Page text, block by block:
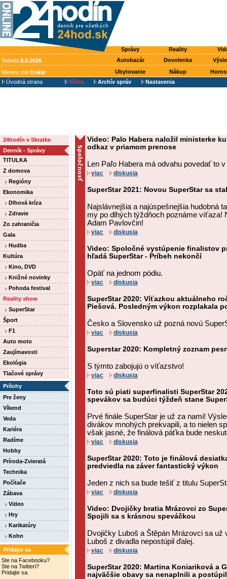
Správy Reality
Sobota 8.8.2026 Autobazár Dovolenka
Meniny má Oskar Ubytovanie Nákup
Úvodná strana
Včera Archív správ Nastavenia
24hodín v Skratke
Denník - Správy
TITULKA
Z domova
Regióny
Ekonomika
Dlhová kríza
Zdravie
Zo zahraničia
Gala
Hudba
Kultúra
Kino, DVD
Knižné novinky
Pohoda festival
Reality show
SuperStar
Šport
F1
Auto moto
Zaujímavosti
Ekológia
Tlačové správy
Prílohy
Pre ženy
Víkend
Veda
Kariéra
Radíme
Hobby
Príroda-Zvieratá
Technika
Počítače
Zábava
Video
Hry
Karikatúry
Kohn
Pridajte sa
Ste na Facebooku?
Ste na Twitteri?
Pridajte sa.
Video: Palo Habera naložil ministerke
odkaz v priamom prenose
Len Paľo Habera má odvahu povedať to
viac diskusia
SuperStar 2021: Novou SuperStar sa
Najslávnejšia a najúspešnejšia hudobná
my po dlhých týždňoch poznáme víťaza!
Adam Pavlovčin!
viac diskusia
Video: Spoločné vystúpenie finalistov
hľadá SuperStar - Príbeh nekončí
Opäť na jednom pódiu.
viac diskusia
SuperStar 2020: Víťazkou aktuálneho
Piešová. Posledným výkon rozplakala
Česko a Slovensko už pozná novú
viac diskusia
Superstar 2020: Kompletný zoznam
S týmto zabojujú o víťazstvo!
viac diskusia
Toto sú piati superfinalisti SuperStar
spevákov sa budúci týždeň stane
Prvé finále SuperStar je už za nami!
divákov mnohých prekvapili, a to nielen
však jasné, že finálová päťka bude
viac diskusia
SuperStar 2020: Toto je finálová
predviedla na záver fantastický výkon
Jeden z nich sa bude tešiť z titulu
viac diskusia
Video: Dvojičky bratia Mrázovci zo
Spojili sa s krásnou speváčkou
Dvojičky Luboš a Štěpán Mrázovci sa už
Luboš z divadla nepostúpil ďalej.
viac diskusia
SuperStar 2020: Martina Koniariková a
najväčšie obavy sa nenaplnili a